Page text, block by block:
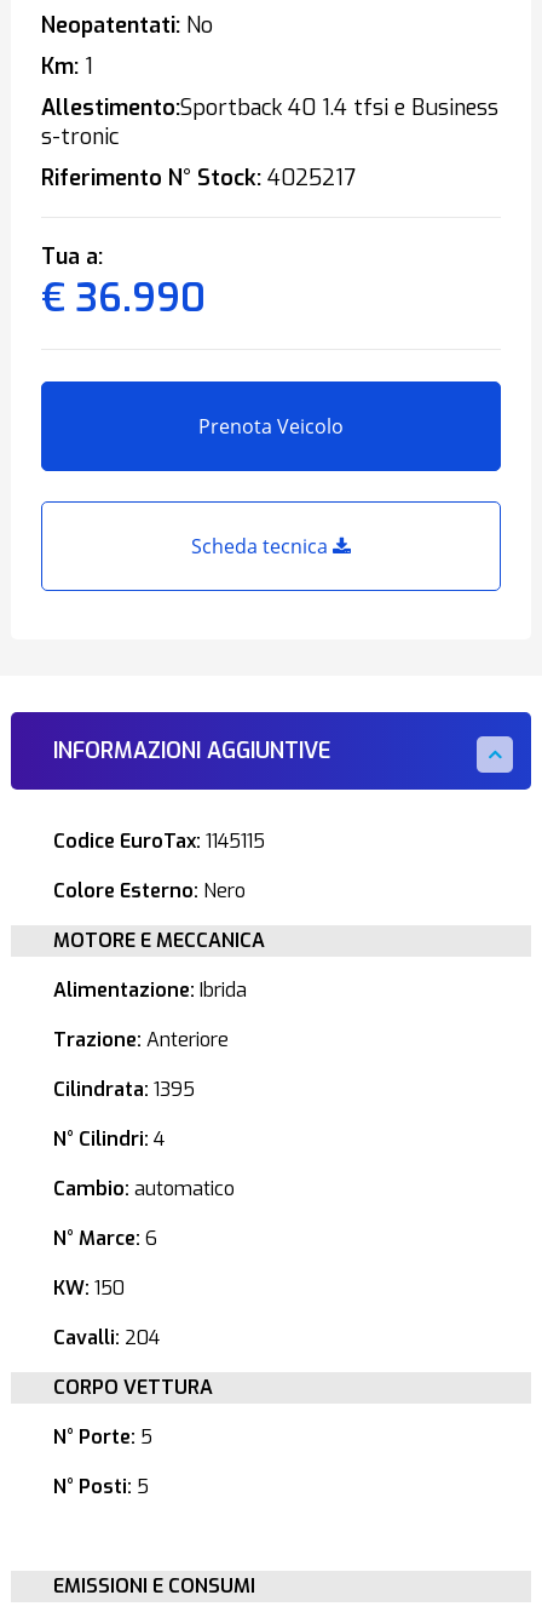
Neopatentati:No
Km:1
Allestimento:Sportback 40 1.4 tfsi e Business
s-tronic
Riferimento N° Stock:4025217
Tua a:
€ 36.990
Prenota Veicolo
Scheda tecnica
INFORMAZIONI AGGIUNTIVE
Codice EuroTax: 1145115
Colore Esterno: Nero
MOTORE E MECCANICA
Alimentazione: Ibrida
Trazione: Anteriore
Cilindrata: 1395
N° Cilindri: 4
Cambio: automatico
N° Marce: 6
KW: 150
Cavalli: 204
CORPO VETTURA
N° Porte: 5
N° Posti: 5
EMISSIONI E CONSUMI